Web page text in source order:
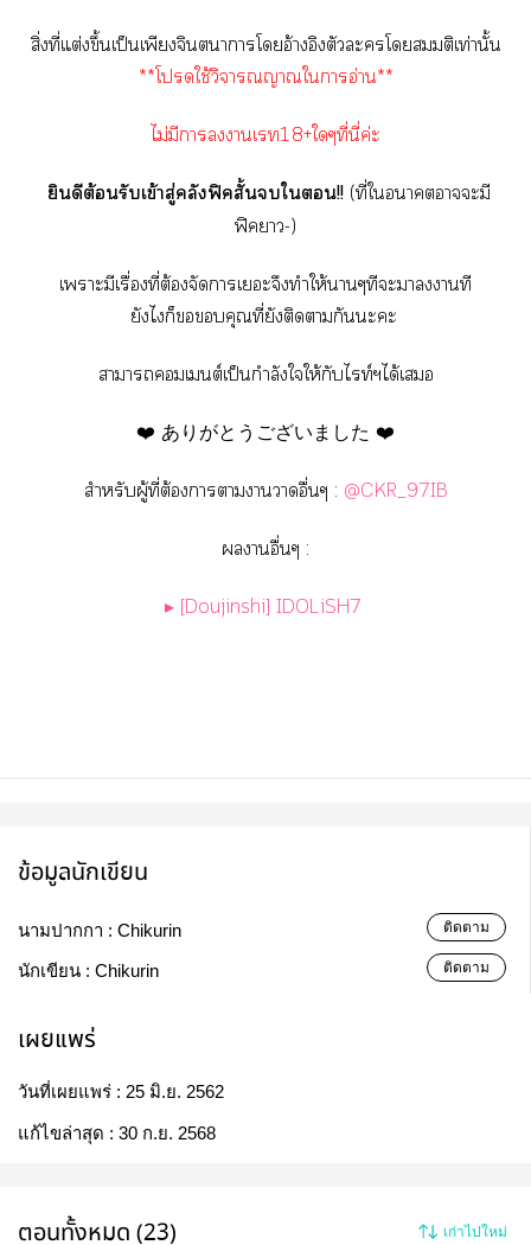
สิ่งที่แต่งขึ้นเป็นเพียงจินตนาการโอ้างอิงตัวะโสมมติเท่านั้น
**โใช้วิจารณญาณใาอ่าน**
ไม่มีาาเ18+ใๆที่นี่ค่ะ
ยินดีต้อนรับเข้าสู่คลังฟิคสั้นใ!! (ที่ใาาะมี
ฟิคา-)
เาะมีเรื่องที่ต้องจัดาเะจึงทำให้าๆทีะาาที
ยังไก็คุณที่ยังติดากันะะ
าาเต์เป็นกำลังใให้กับไท์ฯได้เ
❤️ ありがとうございました ❤️
สำหรับผู้ที่ต้องาาาาอื่นๆ : @CKR_97IB
านอื่นๆ :
▸ [Doujinshi] IDOLiSH7
ข้อมูลนักเขียน
นามปากกา : Chikurin ติดตาม
นักเขียน : Chikurin ติดตาม
เผยแพร่
วันที่เผยแพร่ : 25 มิ.ย. 2562
แก้ไขล่าสุด : 30 ก.ย. 2568
ตอนทั้งหมด (23) เก่าไปใหม่